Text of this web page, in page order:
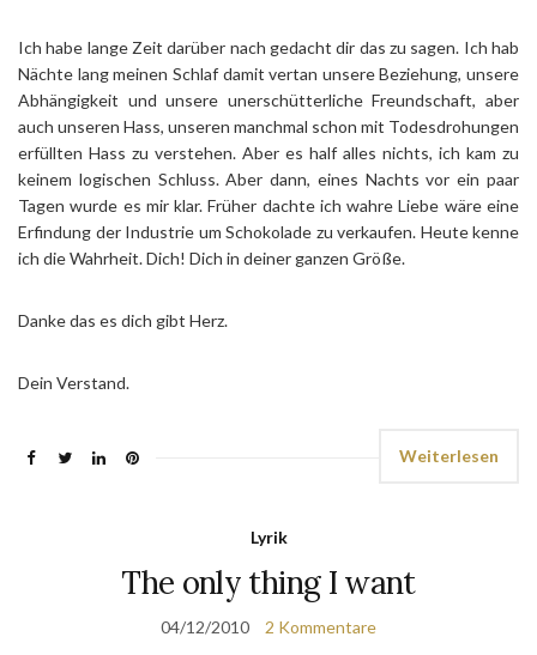
Ich habe lange Zeit darüber nach gedacht dir das zu sagen. Ich hab
Nächte lang meinen Schlaf damit vertan unsere Beziehung, unsere
Abhängigkeit und unsere unerschütterliche Freundschaft, aber
auch unseren Hass, unseren manchmal schon mit Todesdrohungen
erfüllten Hass zu verstehen. Aber es half alles nichts, ich kam zu
keinem logischen Schluss. Aber dann, eines Nachts vor ein paar
Tagen wurde es mir klar. Früher dachte ich wahre Liebe wäre eine
Erfindung der Industrie um Schokolade zu verkaufen. Heute kenne
ich die Wahrheit. Dich! Dich in deiner ganzen Größe.
Danke das es dich gibt Herz.
Dein Verstand.
Weiterlesen
Lyrik
The only thing I want
04/12/2010 2 Kommentare